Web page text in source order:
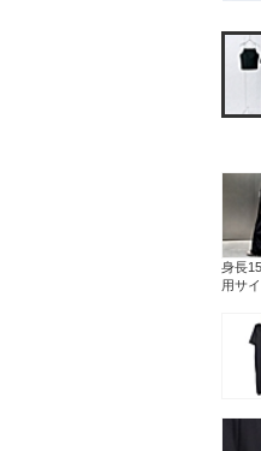
身長
用サ